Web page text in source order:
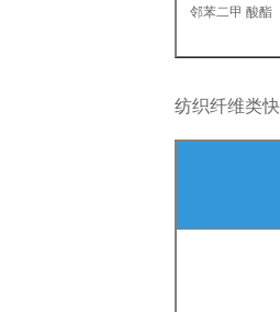
邻苯二甲 酸酯
纺织纤维类